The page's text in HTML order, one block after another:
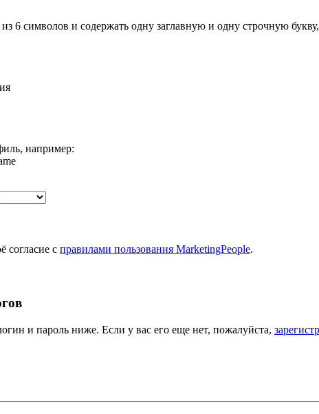
6 символов и содержать одну заглавную и одну строчную
например:
согласие с правилами пользования MarketingPeople.
и пароль ниже. Если у вас его еще нет, пожалуйста,